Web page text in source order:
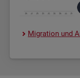
Mi­gra­ti­on und